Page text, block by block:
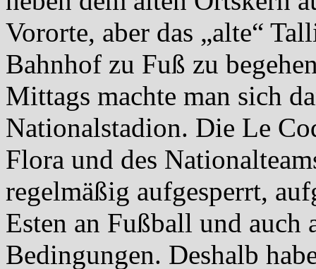
Vororte, aber das „alte“
Bahnhof zu Fuß zu
Mittags machte man sich
Nationalstadion. Die Le
Flora und des
regelmäßig aufgesperrt,
Esten an Fußball und
Bedingungen. Deshalb